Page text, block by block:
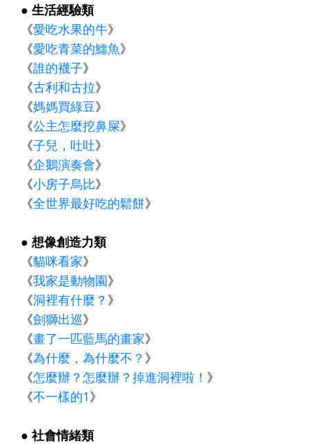
● 生活經驗類
《愛吃水果的牛》
《愛吃青菜的鱷魚》
《誰的襪子》
《古利和古拉》
《媽媽買綠豆》
《公主怎麼挖鼻屎》
《子兒，吐吐》
《企鵝演奏會》
《小房子烏比》
《全世界最好吃的鬆餅》
● 想像創造力類
《貓咪看家》
《我家是動物園》
《洞裡有什麼？ 》
《劍獅出巡》
《畫了一匹藍馬的畫家》
《為什麼，為什麼不？ 》
《怎麼辦？怎麼辦？掉進洞裡啦！ 》
《不一樣的1》
● 社會情緒類